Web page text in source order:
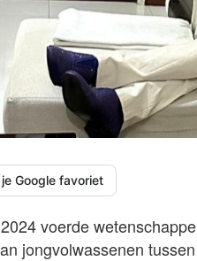
Google favoriet
voerde
jongvolwassenen